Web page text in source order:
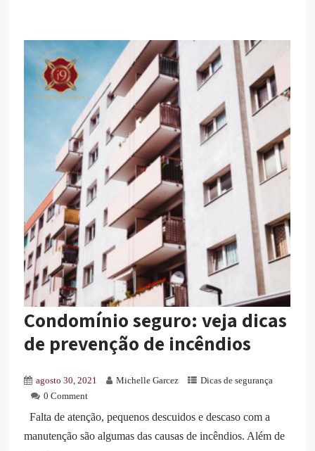
Condomínio seguro: veja dicas
de prevenção de incêndios
agosto 30, 2021 Michelle Garcez
Dicas de segurança
0 Comment
Falta de atenção, pequenos descuidos e descaso com a
manutenção são algumas das causas de incêndios. Além de